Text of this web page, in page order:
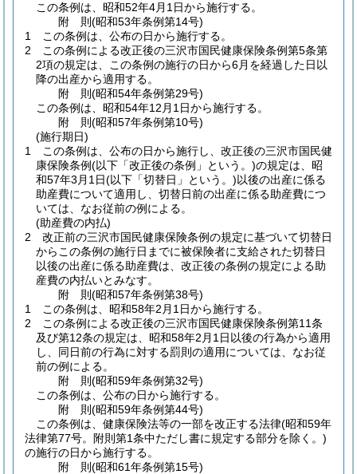
この条例は、昭和52年4月1日から施行する。
附 則(昭和53年条例第14号)
1
この条例は、公布の日から施行する。
2
この条例による改正後の三沢市国民健康保険条例第5条第
2項の規定は、この条例の施行の日から6月を経過した日以
降の出産から適用する。
附 則(昭和54年条例第29号)
この条例は、昭和54年12月1日から施行する。
附 則(昭和57年条例第10号)
(施行期日)
1
この条例は、公布の日から施行し、改正後の三沢市国民健
康保険条例(以下「改正後の条例」という。)の規定は、昭
和57年3月1日(以下「切替日」という。)以後の出産に係る
助産費について適用し、切替日前の出産に係る助産費につ
いては、なお従前の例による。
(助産費の内払)
2
改正前の三沢市国民健康保険条例の規定に基づいて切替日
からこの条例の施行日までに被保険者に支給された切替日
以後の出産に係る助産費は、改正後の条例の規定による助
産費の内払いとみなす。
附 則(昭和57年条例第38号)
1
この条例は、昭和58年2月1日から施行する。
2
この条例による改正後の三沢市国民健康保険条例第11条
及び第12条の規定は、昭和58年2月1日以後の行為から適用
し、同日前の行為に対する罰則の適用については、なお従
前の例による。
附 則(昭和59年条例第32号)
この条例は、公布の日から施行する。
附 則(昭和59年条例第44号)
この条例は、健康保険法等の一部を改正する法律(昭和59年
法律第77号。附則第1条中ただし書に規定する部分を除く。)
の施行の日から施行する。
附 則(昭和61年条例第15号)